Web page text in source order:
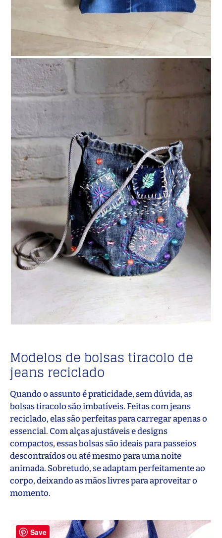
Modelos de bolsas tiracolo de
jeans reciclado
Quando o assunto é praticidade, sem dúvida, as
bolsas tiracolo são imbatíveis. Feitas com jeans
reciclado, elas são perfeitas para carregar apenas o
essencial. Com alças ajustáveis e designs
compactos, essas bolsas são ideais para passeios
descontraídos ou até mesmo para uma noite
animada. Sobretudo, se adaptam perfeitamente ao
corpo, deixando as mãos livres para aproveitar o
momento.
Save